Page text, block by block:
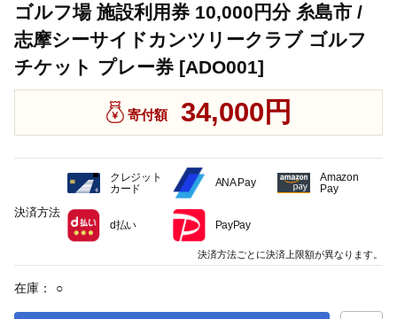
ゴルフ場 施設利用券 10,000円分 糸島市 /
志摩シーサイドカンツリークラブ ゴルフ
チケット プレー券 [ADO001]
寄付額 34,000円
在庫： ○
決済方法
クレジット
カード
ANA Pay
Amazon
Pay
d払い PayPay
決済方法ごとに決済上限額が異なります。